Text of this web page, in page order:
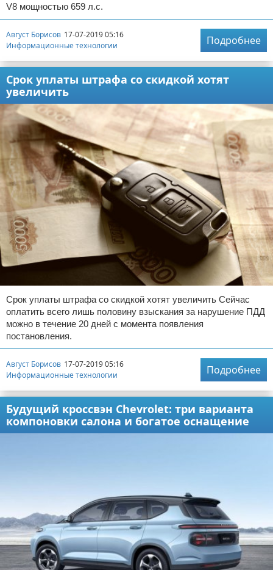
V8 мощностью 659 л.с.
Август Борисов 17-07-2019 05:16
Информационные технологии
Подробнее
Срок уплаты штрафа со скидкой хотят
увеличить
Срок уплаты штрафа со скидкой хотят увеличить Сейчас
оплатить всего лишь половину взыскания за нарушение ПДД
можно в течение 20 дней с момента появления
постановления.
Август Борисов 17-07-2019 05:16
Информационные технологии
Подробнее
Будущий кроссвэн Chevrolet: три варианта
компоновки салона и богатое оснащение